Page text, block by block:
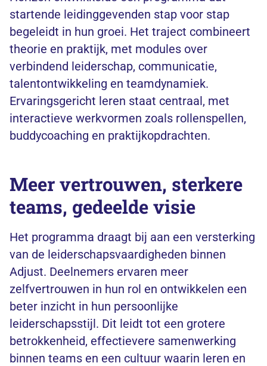
startende leidinggevenden stap voor stap
begeleidt in hun groei. Het traject combineert
theorie en praktijk, met modules over
verbindend leiderschap, communicatie,
talentontwikkeling en teamdynamiek.
Ervaringsgericht leren staat centraal, met
interactieve werkvormen zoals rollenspellen,
buddycoaching en praktijkopdrachten.
Meer vertrouwen, sterkere
teams, gedeelde visie
Het programma draagt bij aan een versterking
van de leiderschapsvaardigheden binnen
Adjust. Deelnemers ervaren meer
zelfvertrouwen in hun rol en ontwikkelen een
beter inzicht in hun persoonlijke
leiderschapsstijl. Dit leidt tot een grotere
betrokkenheid, effectievere samenwerking
binnen teams en een cultuur waarin leren en